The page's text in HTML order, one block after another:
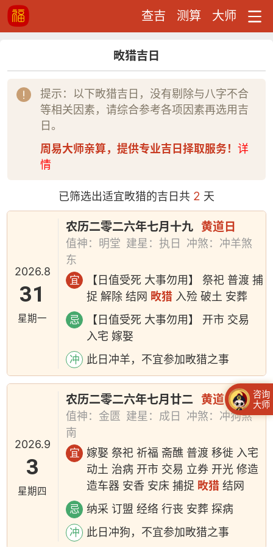
查吉 测算 大师
畋猎吉日
提示：以下畋猎吉日，没有剔除与八字不合
等相关因素，请综合参考各项因素再选用吉
日。
周易大师亲算，提供专业吉日择取服务！ 详
情
已筛选出适宜畋猎的吉日共 2 天
2026.8
31
星期一
农历二零二六年七月十九 黄道日
值神：明堂 建星：执日
冲煞：冲羊煞
东
宜
【日值受死 大事勿用】 祭祀 普渡 捕
捉 解除 结网 畋猎 入殓 破土 安葬
忌
【日值受死 大事勿用】 开市 交易
入宅 嫁娶
冲 此日冲羊，不宜参加畋猎之事
2026.9
3
星期四
农历二零二六年七月廿二 黄道日
值神：金匮 建星：成日
冲煞：冲狗煞
南
宜
嫁娶 祭祀 祈福 斋醮 普渡 移徙 入宅
动土 治病 开市 交易 立券 开光 修造
造车器 安香 安床 捕捉 畋猎 结网
忌 纳采 订盟 经络 行丧 安葬 探病
冲 此日冲狗，不宜参加畋猎之事
咨询
大师